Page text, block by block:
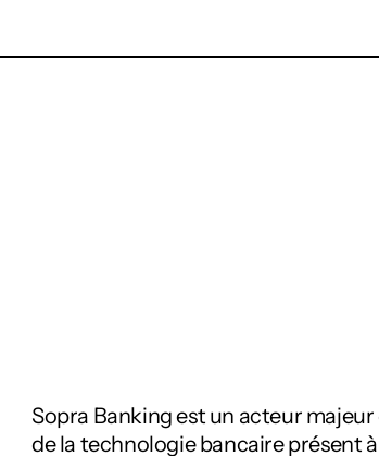
Sopra Banking est un acteur
de la technologie bancaire présent